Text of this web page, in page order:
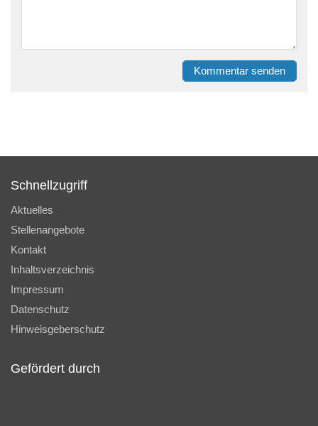
Kommentar senden
Schnellzugriff
Aktuelles
Stellenangebote
Kontakt
Inhaltsverzeichnis
Impressum
Datenschutz
Hinweisgeberschutz
Gefördert durch